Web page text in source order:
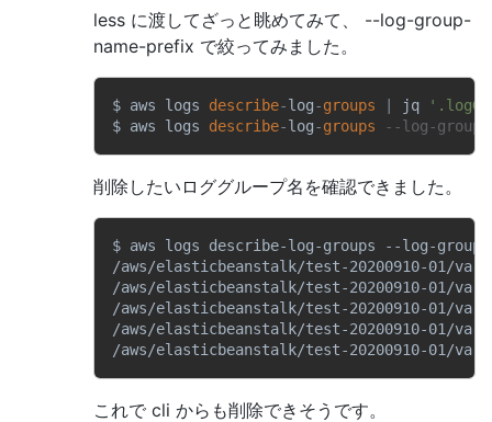
less に渡してざっと眺めてみて、 --log-group-
name-prefix で絞ってみました。
$ aws logs describe-log-groups jq
$ aws logs describe-log-groups --log-
削除したいロググループ名を確認できました。
$ aws logs describe-log-groups --log-
/aws/elasticbeanstalk/test-20200910-01/
/aws/elasticbeanstalk/test-20200910-01/
/aws/elasticbeanstalk/test-20200910-01/
/aws/elasticbeanstalk/test-20200910-01/
/aws/elasticbeanstalk/test-20200910-01/
これで cli からも削除できそうです。